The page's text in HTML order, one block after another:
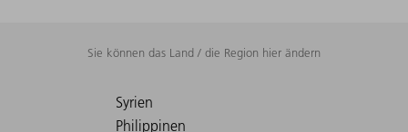
Sie können das Land / die Region hier ändern